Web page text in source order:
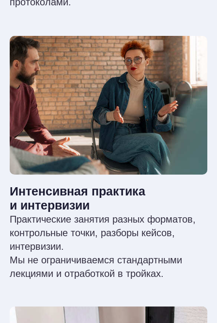
Подробная
концептуализация
Центральное отличие Оксфордской
концептуализации - расширенное и более
подробное описание кейса через
добавление блоков биологических
и защитных факторов, триггеров
и модификаторов. Также добавлены блоки
В таком случае мы рассматриваем
клиента, как целостную систему, не
концентрируясь на одних лишь убеждениях
и поведении.
Следующий
Классическая модель Бека дала мощный